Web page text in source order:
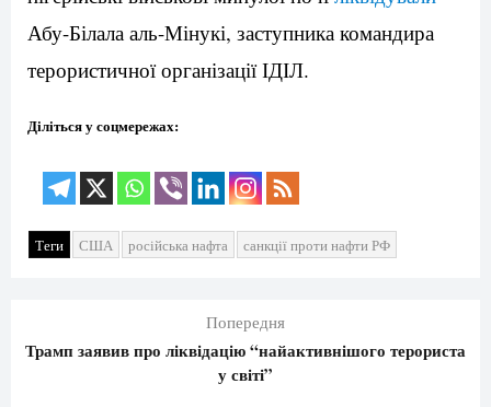
Абу-Білала аль-Мінукі, заступника командира
терористичної організації ІДІЛ.
Діліться у соцмережах:
Теги США російська нафта санкції проти нафти РФ
Попередня
Трамп заявив про ліквідацію “найактивнішого терориста
у світі”